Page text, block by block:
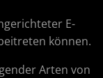
E-
können.
Arten von